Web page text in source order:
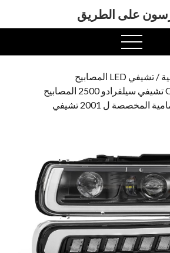
على الطريق
افتح
القائمة
/
تشيفي LED المصابيح
/ OEM 2001 تشيفي سيلفرادو 2500 المصابيح
الأمامية المصابيح الأمامية المخصصة ل 2001 تشيفي